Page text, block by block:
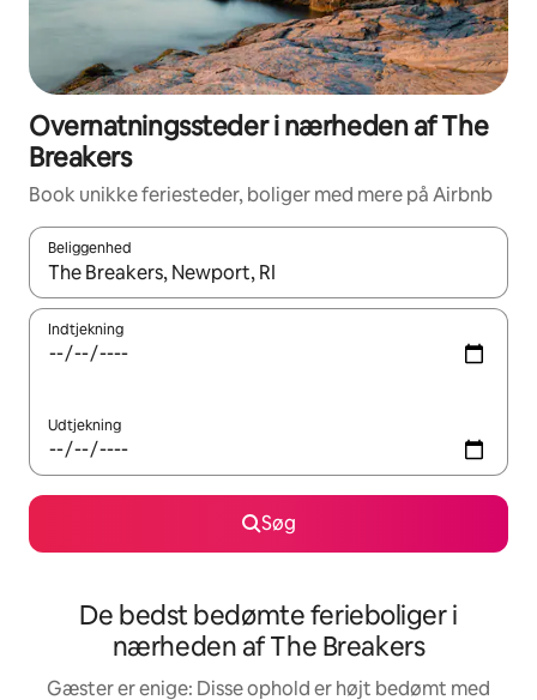
Overnatningssteder i nærheden af The
Breakers
Book unikke feriesteder, boliger med mere på Airbnb
Beliggenhed
Når resultaterne er tilgængelige, skal du navigere med
Indtjekning
Udtjekning
Søg
De bedst bedømte ferieboliger i
nærheden af The Breakers
Gæster er enige: Disse ophold er højt bedømt med